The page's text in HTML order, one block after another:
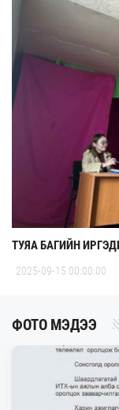
ТУЯА БАГИЙН
2025-09-15 00:00:00
ФОТО МЭДЭЭ